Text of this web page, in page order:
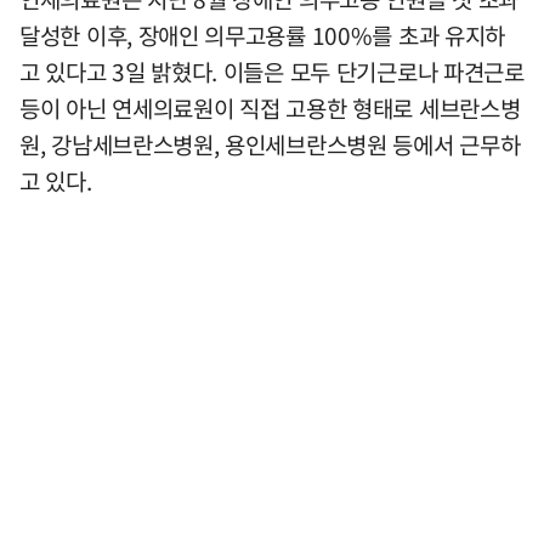
달성한 이후, 장애인 의무고용률 100%를 초과 유지하
고 있다고 3일 밝혔다. 이들은 모두 단기근로나 파견근로
등이 아닌 연세의료원이 직접 고용한 형태로 세브란스병
원, 강남세브란스병원, 용인세브란스병원 등에서 근무하
고 있다.